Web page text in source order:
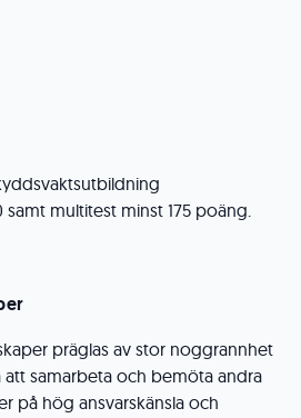
samt multitest minst 175 poäng.
präglas av stor noggrannhet
samarbeta och bemöta andra
på hög ansvarskänsla och